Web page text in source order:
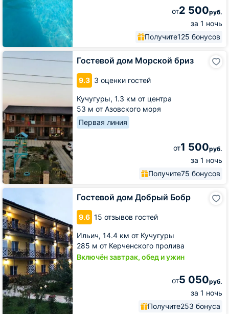
от2 500руб.
за 1 ночь
Получите125 бонусов
Гостевой дом Морской бриз
9.3 3 оценки гостей
Кучугуры, 1.3 км от центра
53 м от Азовского моря
Первая линия
от1 500руб.
за 1 ночь
Получите75 бонусов
Гостевой
Морской
бриз
Гостевой дом Добрый Бобр
9.6 15 отзывов гостей
Ильич, 14.4 км от Кучугуры
285 м от Керченского пролива
Включён завтрак, обед и ужин
от5 050руб.
за 1 ночь
Получите253 бонуса
Гостевой
дом
Добрый
Бобр